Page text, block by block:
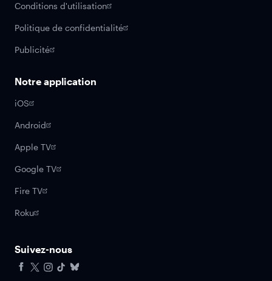
Conditions d'utilisation
Politique de confidentialité
Publicité
Notre application
iOS
Android
Apple TV
Google TV
Fire TV
Roku
Suivez-nous